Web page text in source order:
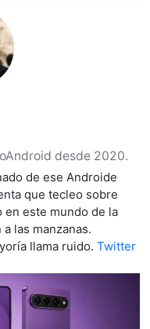
desde 2020.
de ese Androide
que tecleo sobre
en este mundo de la
las manzanas.
llama ruido. Twitter